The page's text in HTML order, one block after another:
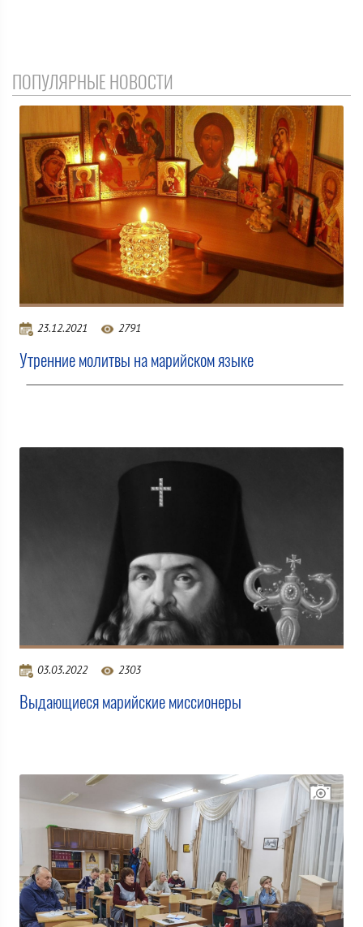
ПОПУЛЯРНЫЕ НОВОСТИ
23.12.2021 2791
Утренние молитвы на марийском языке
03.03.2022 2303
Выдающиеся марийские миссионеры